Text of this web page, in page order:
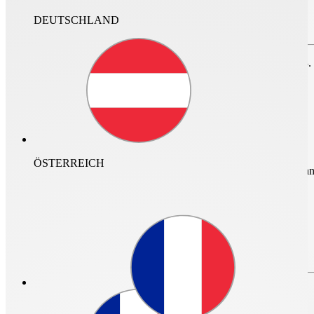
Zum Speichern des Projektes bitte anmelden oder
Für den Login ist ein neuer Helios Account erforderlich. Vor dem
mehr Infos und
Passwort vergessen?
DEUTSCHLAND
ÖSTERREICH
Bitte erstellen Sie Ihren neuen Helios
Account